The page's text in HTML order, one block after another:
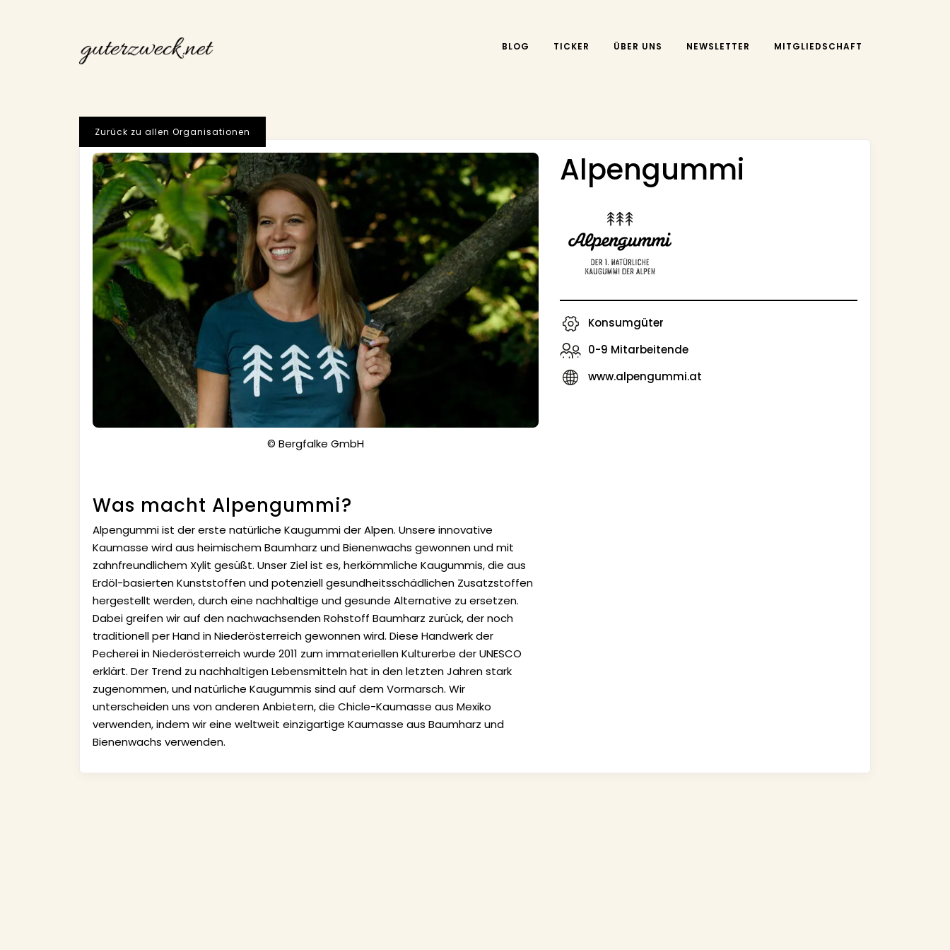
BLOG TICKER ÜBER UNS NEWSLETTER MITGLIEDSCHAFT
Zurück zu allen Organisationen
Alpengummi
Konsumgüter
0-9 Mitarbeitende
www.alpengummi.at
© Bergfalke GmbH
Was macht Alpengummi?
Alpengummi ist der erste natürliche Kaugummi der Alpen. Unsere innovative
Kaumasse wird aus heimischem Baumharz und Bienenwachs gewonnen und mit
zahnfreundlichem Xylit gesüßt. Unser Ziel ist es, herkömmliche Kaugummis, die aus
Erdöl-basierten Kunststoffen und potenziell gesundheitsschädlichen Zusatzstoffen
hergestellt werden, durch eine nachhaltige und gesunde Alternative zu ersetzen.
Dabei greifen wir auf den nachwachsenden Rohstoff Baumharz zurück, der noch
traditionell per Hand in Niederösterreich gewonnen wird. Diese Handwerk der
Pecherei in Niederösterreich wurde 2011 zum immateriellen Kulturerbe der UNESCO
erklärt. Der Trend zu nachhaltigen Lebensmitteln hat in den letzten Jahren stark
zugenommen, und natürliche Kaugummis sind auf dem Vormarsch. Wir
unterscheiden uns von anderen Anbietern, die Chicle-Kaumasse aus Mexiko
verwenden, indem wir eine weltweit einzigartige Kaumasse aus Baumharz und
Bienenwachs verwenden.